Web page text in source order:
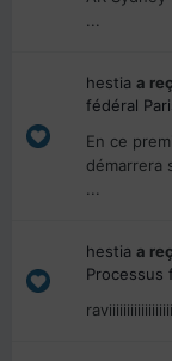
...
hestia a
fédéral
En ce
démarrera
...
hestia a
Processus